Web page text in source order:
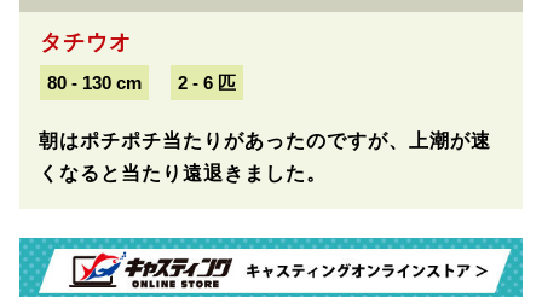
タチウオ
80 - 130 cm 2 - 6 匹
朝はポチポチ当たりがあったのですが、上潮が速
くなると当たり遠退きました。